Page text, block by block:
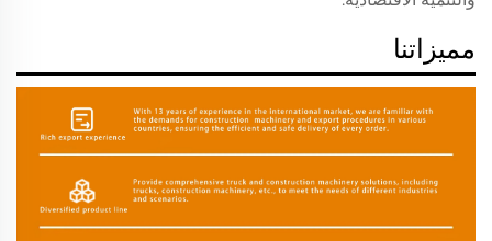
مميزاتنا